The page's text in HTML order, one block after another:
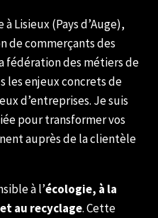
Lisieux (Pays d’Auge),
de commerçants des
fédération des métiers de
les enjeux concrets de
d’entreprises. Je suis
pour transformer vos
auprès de la clientèle
à l’écologie, à la
au recyclage. Cette